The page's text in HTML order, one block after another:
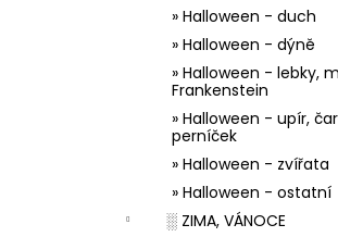
» Halloween - duch
» Halloween - dýně
» Halloween - lebky,
Frankenstein
» Halloween - upír,
perníček
» Halloween - zvířata
» Halloween - ostatní
░ ZIMA, VÁNOCE